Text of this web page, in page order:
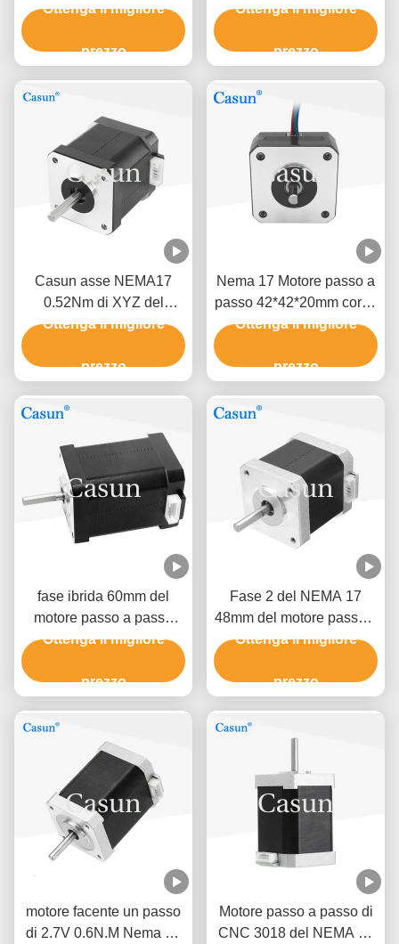
NEMA 17 con ISO CE
Ottenga il migliore
prezzo
del robot 1.2A 1,8 gradi
un'alta precisione di 2 fasi
Ottenga il migliore
prezzo
Casun asse NEMA17
0.52Nm di XYZ del
motore facente un passo
Ottenga il migliore
prezzo
Nema 17 Motore passo a
passo 42*42*20mm corpo
ultra sottile 1.0A
130mN.m per attrezzature
mediche
Ottenga il migliore
prezzo
fase ibrida 60mm del
motore passo a passo
0.5A 0,78 N. m2 di Nema
Ottenga il migliore
prezzo
Fase 2 del NEMA 17
48mm del motore passo a
passo 1.5A del NEMA 17
gradi
Ottenga il migliore
prezzo
motore facente un passo
di 2.7V 0.6N.M Nema 17
Motore passo a passo di
CNC 3018 del NEMA 17